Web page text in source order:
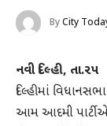
ByCity
નવી દિલ્હી, તા.૨૫
દિલ્હીમાં
આમ આદમી પાર્ટીએ